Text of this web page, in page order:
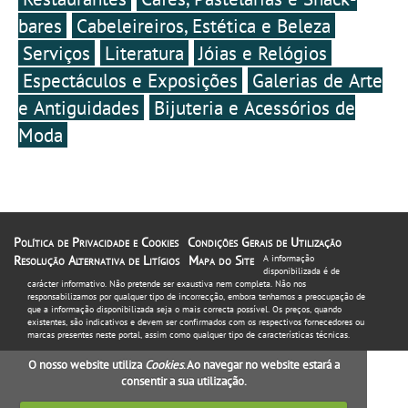
bares
Cabeleireiros, Estética e Beleza
Serviços
Literatura
Jóias e Relógios
Espectáculos e Exposições
Galerias de Arte
e Antiguidades
Bijuteria e Acessórios de
Moda
Política de Privacidade e Cookies Condições Gerais de Utilização
Resolução Alternativa de Litígios
Mapa do Site
A informação
disponibilizada é de
carácter informativo. Não pretende ser exaustiva nem completa. Não nos
responsabilizamos por qualquer tipo de incorrecção, embora tenhamos a preocupação de
que a informação disponibilizada seja o mais correcta possível. Os preços, quando
existentes, são indicativos e devem ser confirmados com os respectivos fornecedores ou
marcas presentes neste portal, assim como qualquer tipo de características técnicas.
O nosso website utiliza Cookies. Ao navegar no website estará a
consentir a sua utilização.